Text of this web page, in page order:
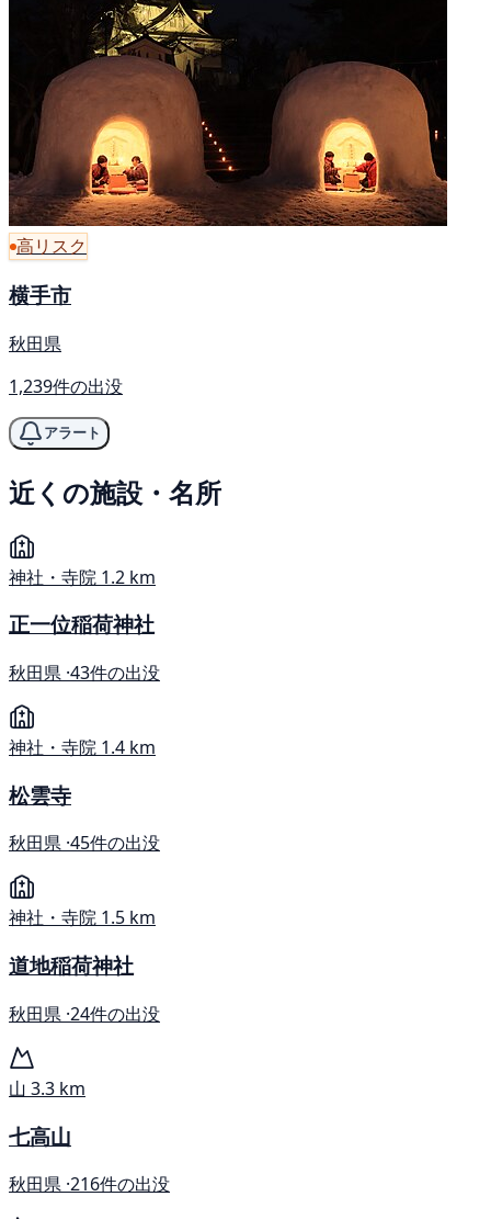
高リスク
横手市
秋田県
1,239件の出没
アラート
近くの施設・名所
神社・寺院 1.2 km
正一位稲荷神社
秋田県 ·43件の出没
神社・寺院 1.4 km
松雲寺
秋田県 ·45件の出没
神社・寺院 1.5 km
道地稲荷神社
秋田県 ·24件の出没
山 3.3 km
七高山
秋田県 ·216件の出没